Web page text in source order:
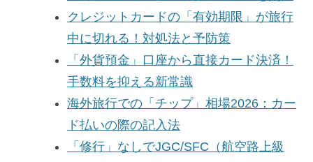
クレジットカードの「有効期限」が旅行
中に切れる！対処法と予防策
「外貨預金」口座から直接カード決済！
手数料を抑える新常識
海外旅行での「チップ」相場2026：カー
ド払いの際の記入法
「修行」なしでJGC/SFC（航空路上級